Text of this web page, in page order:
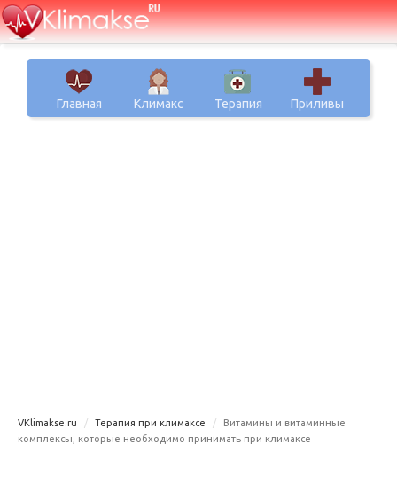
Главная Климакс Терапия Приливы
VKlimakse.ru Терапия при климаксе
Витамины и витаминные
комплексы, которые необходимо принимать при климаксе